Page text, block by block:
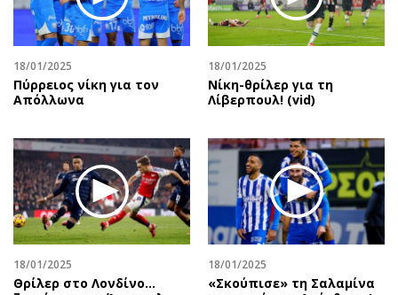
18/01/2025
Πύρρειος νίκη για τον
Απόλλωνα
18/01/2025
Νίκη-θρίλερ για τη
Λίβερπουλ! (vid)
18/01/2025
Θρίλερ στο Λονδίνο…
18/01/2025
«Σκούπισε» τη Σαλαμίνα